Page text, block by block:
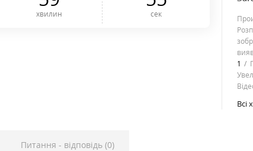
хвилин сек
1
Всі
Питання - відповідь (0)